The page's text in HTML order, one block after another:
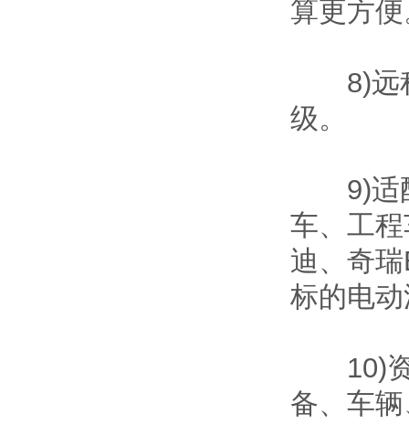
算更方
8)远程
级。
9)适配
车、工
迪、奇
标的电
10)资
备、车